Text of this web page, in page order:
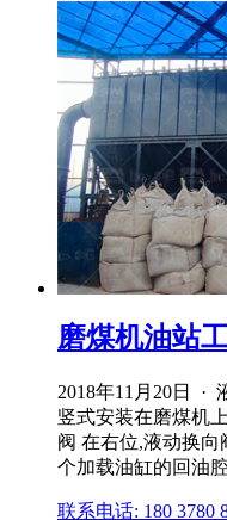
磨煤机油站
2018年11月20日 ·
竖式安装在磨煤机
阀 在右位,液动换
个加载油缸的回油
联系电话: 180 3780